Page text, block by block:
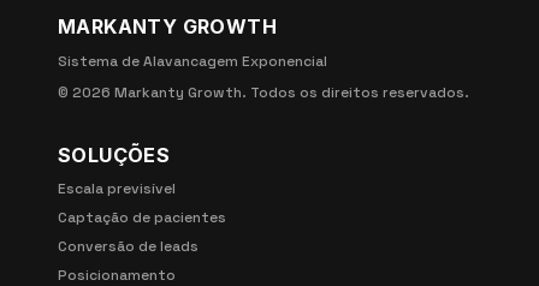
MARKANTY GROWTH
Sistema de Alavancagem Exponencial
© 2026 Markanty Growth. Todos os direitos reservados.
SOLUÇÕES
Escala previsível
Captação de pacientes
Conversão de leads
Posicionamento